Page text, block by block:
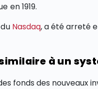
en 1919.
Nasdaq, a été arreté
à un
fonds des nouveaux